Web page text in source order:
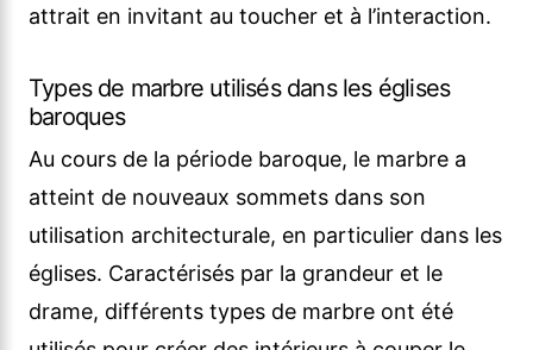
attrait en invitant au toucher et à l’interaction.
Types de marbre utilisés dans les églises
baroques
Au cours de la période baroque, le marbre a
atteint de nouveaux sommets dans son
utilisation architecturale, en particulier dans les
églises. Caractérisés par la grandeur et le
drame, différents types de marbre ont été